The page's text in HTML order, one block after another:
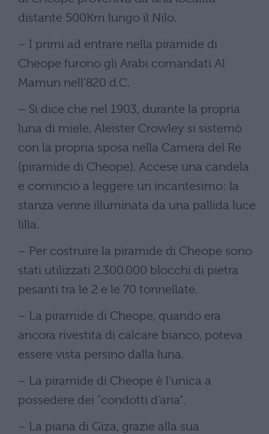
distante 500Km lungo il Nilo.
– I primi ad entrare nella piramide di
Cheope furono gli Arabi comandati Al
Mamun nell'820 d.C.
– Si dice che nel 1903, durante la propria
luna di miele, Aleister Crowley si sistemò
con la propria sposa nella Camera del Re
(piramide di Cheope). Accese una candela
e cominciò a leggere un incantesimo: la
stanza venne illuminata da una pallida luce
lilla.
– Per costruire la piramide di Cheope sono
stati utilizzati 2.300.000 blocchi di pietra
pesanti tra le 2 e le 70 tonnellate.
– La piramide di Cheope, quando era
ancora rivestita di calcare bianco, poteva
essere vista persino dalla luna.
– La piramide di Cheope è l'unica a
possedere dei "condotti d'aria".
– La piana di Giza, grazie alla sua